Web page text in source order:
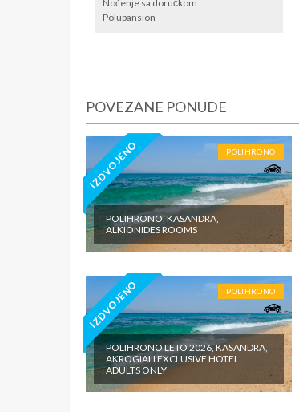
Noćenje sa doručkom
Polupansion
POVEZANE PONUDE
IZDVOJENO POLIHRONO
POLIHRONO, KASANDRA,
ALKIONIDES ROOMS
IZDVOJENO POLIHRONO
POLIHRONO LETO 2026, KASANDRA,
AKROGIALI EXCLUSIVE HOTEL
ADULTS ONLY